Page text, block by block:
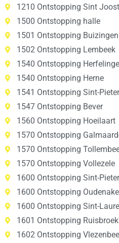
1210 Ontstopping Sint Joost
1500 Ontstopping halle
1501 Ontstopping Buizingen
1502 Ontstopping Lembeek
1540 Ontstopping
1540 Ontstopping Herne
1541 Ontstopping Sint-
1547 Ontstopping Bever
1560 Ontstopping Hoeilaart
1570 Ontstopping
1570 Ontstopping
1570 Ontstopping Vollezele
1600 Ontstopping Sint-
1600 Ontstopping
1600 Ontstopping Sint-
1601 Ontstopping Ruisbroek
1602 Ontstopping